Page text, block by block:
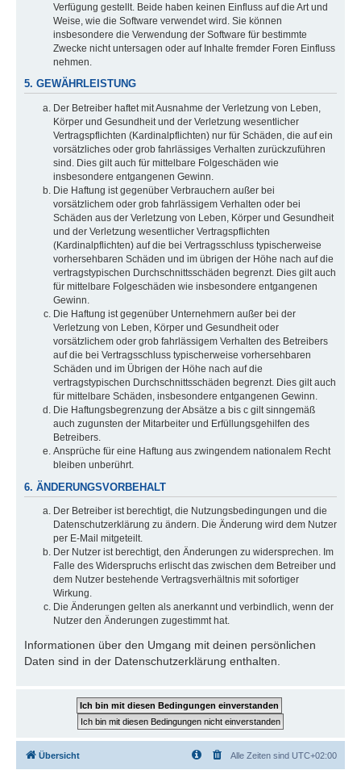
Verfügung gestellt. Beide haben keinen Einfluss auf die Art und
Weise, wie die Software verwendet wird. Sie können
insbesondere die Verwendung der Software für bestimmte
Zwecke nicht untersagen oder auf Inhalte fremder Foren Einfluss
nehmen.
5. GEWÄHRLEISTUNG
Der Betreiber haftet mit Ausnahme der Verletzung von Leben,
Körper und Gesundheit und der Verletzung wesentlicher
Vertragspflichten (Kardinalpflichten) nur für Schäden, die auf ein
vorsätzliches oder grob fahrlässiges Verhalten zurückzuführen
sind. Dies gilt auch für mittelbare Folgeschäden wie
insbesondere entgangenen Gewinn.
Die Haftung ist gegenüber Verbrauchern außer bei
vorsätzlichem oder grob fahrlässigem Verhalten oder bei
Schäden aus der Verletzung von Leben, Körper und Gesundheit
und der Verletzung wesentlicher Vertragspflichten
(Kardinalpflichten) auf die bei Vertragsschluss typischerweise
vorhersehbaren Schäden und im übrigen der Höhe nach auf die
vertragstypischen Durchschnittsschäden begrenzt. Dies gilt auch
für mittelbare Folgeschäden wie insbesondere entgangenen
Gewinn.
Die Haftung ist gegenüber Unternehmern außer bei der
Verletzung von Leben, Körper und Gesundheit oder
vorsätzlichem oder grob fahrlässigem Verhalten des Betreibers
auf die bei Vertragsschluss typischerweise vorhersehbaren
Schäden und im Übrigen der Höhe nach auf die
vertragstypischen Durchschnittsschäden begrenzt. Dies gilt auch
für mittelbare Schäden, insbesondere entgangenen Gewinn.
Die Haftungsbegrenzung der Absätze a bis c gilt sinngemäß
auch zugunsten der Mitarbeiter und Erfüllungsgehilfen des
Betreibers.
Ansprüche für eine Haftung aus zwingendem nationalem Recht
bleiben unberührt.
6. ÄNDERUNGSVORBEHALT
Der Betreiber ist berechtigt, die Nutzungsbedingungen und die
Datenschutzerklärung zu ändern. Die Änderung wird dem Nutzer
per E-Mail mitgeteilt.
Der Nutzer ist berechtigt, den Änderungen zu widersprechen. Im
Falle des Widerspruchs erlischt das zwischen dem Betreiber und
dem Nutzer bestehende Vertragsverhältnis mit sofortiger
Wirkung.
Die Änderungen gelten als anerkannt und verbindlich, wenn der
Nutzer den Änderungen zugestimmt hat.
Informationen über den Umgang mit deinen persönlichen
Daten sind in der Datenschutzerklärung enthalten.
Übersicht Alle Zeiten sind UTC+02:00